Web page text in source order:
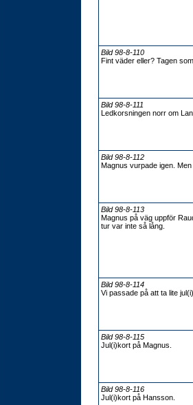
Bild 98-8-110
Fint väder eller? Tagen
Bild 98-8-111
Ledkorsningen norr om
Bild 98-8-112
Magnus vurpade igen.
Bild 98-8-113
Magnus på väg uppför
tur var inte så lång.
Bild 98-8-114
Vi passade på att ta lite
Bild 98-8-115
Jul(i)kort på Magnus.
Bild 98-8-116
Jul(i)kort på Hansson.